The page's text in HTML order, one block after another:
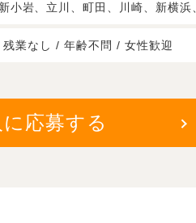
小岩、立川、町田、川崎、新横浜
業なし / 年齢不問 / 女性歓迎
応募する